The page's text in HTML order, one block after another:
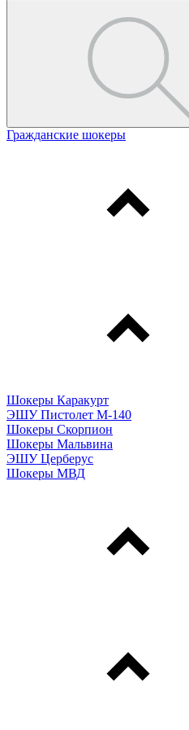
Гражданские шокеры
Шокеры Каракурт
ЭШУ Пистолет М-140
Шокеры Скорпион
Шокеры Мальвина
ЭШУ Церберус
Шокеры МВД